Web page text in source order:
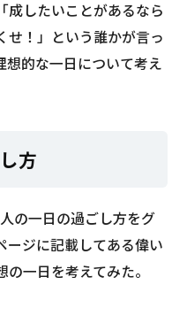
成したいことがあるなら
せ！」という誰かが言っ
想的な一日について考え
方
の一日の過ごし方をグ
ージに記載してある偉い
一日を考えてみた。